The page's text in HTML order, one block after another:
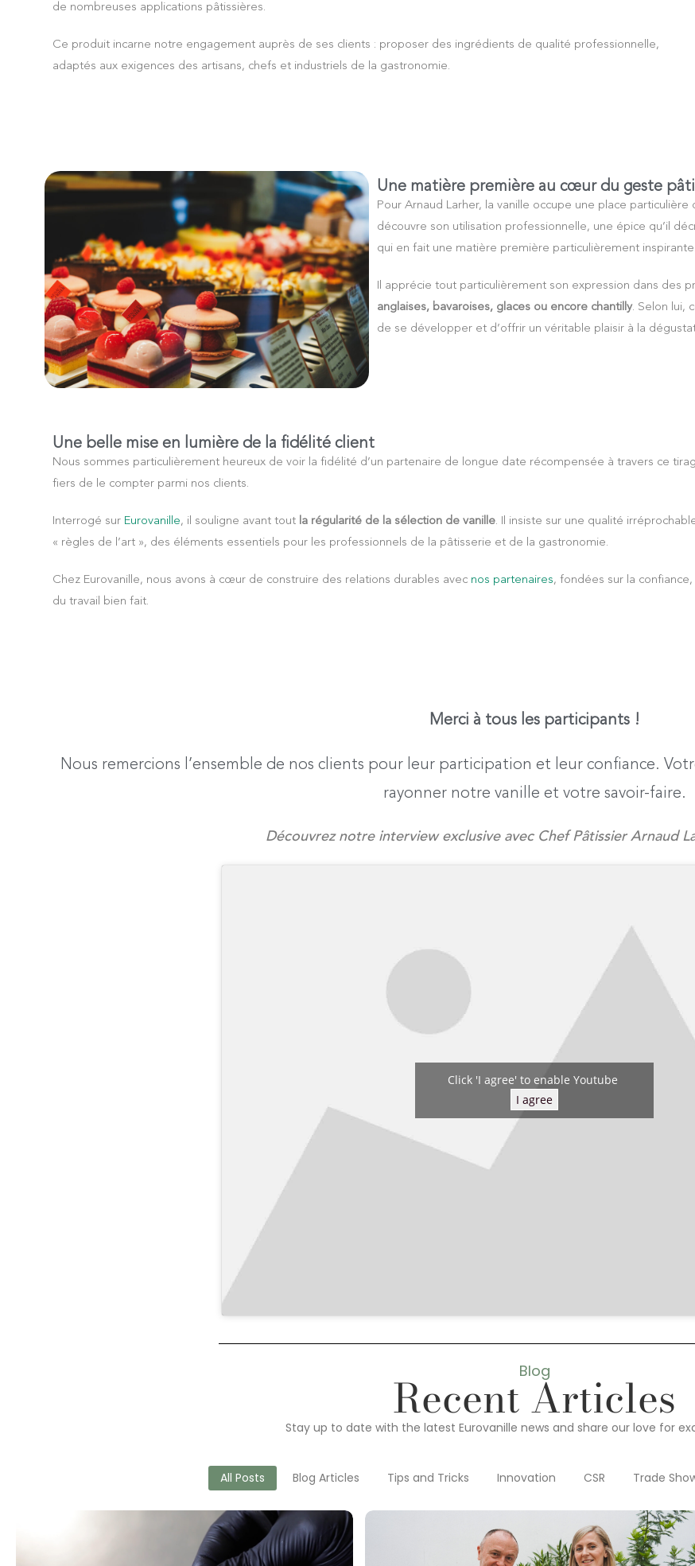
de nombreuses applications pâtissières.
Ce produit incarne notre engagement auprès de ses clients : proposer des ingrédients de qualité professionnelle,
adaptés aux exigences des artisans, chefs et industriels de la gastronomie.
Une matière première au cœur du geste
Pour Arnaud Larher, la vanille occupe une place
découvre son utilisation professionnelle, une épice qu’il
qui en fait une matière première particulièrement inspirante.
Il apprécie tout particulièrement son expression dans des
anglaises, bavaroises, glaces ou encore chantilly. Selon lui,
de se développer et d’offrir un véritable plaisir à la
Une belle mise en lumière de la fidélité client
Nous sommes particulièrement heureux de voir la fidélité d’un partenaire de longue date récompensée à travers ce
fiers de le compter parmi nos clients.
Interrogé sur Eurovanille, il souligne avant tout la régularité de la sélection de vanille. Il insiste sur une qualité
« règles de l’art », des éléments essentiels pour les professionnels de la pâtisserie et de la gastronomie.
Chez Eurovanille, nous avons à cœur de construire des relations durables avec nos partenaires, fondées sur la
du travail bien fait.
Merci à tous les participants !
Nous remercions l’ensemble de nos clients pour leur participation et leur confiance.
rayonner notre vanille et votre savoir-faire.
Découvrez notre interview exclusive avec Chef Pâtissier Arnaud
Click 'I agree' to enable Youtube
I agree
Blog
Recent Articles
Stay up to date with the latest Eurovanille news and share our love for
All Posts Blog Articles Tips and Tricks Innovation CSR Trade